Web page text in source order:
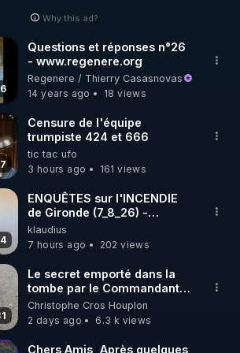
rdlr_thierrycasasnovas/
l’actualité RGNR (stages,
CENSURÉES SUR ODYSEE
Youtube sont aussi sur la
EN PRÉSENTIEL
Why this ad?
Questions et réponses n°26
- www.regenere.org
Regenere / Thierry Casasnovas
14 years ago
18 views
Censure de l'équipe
trumpiste 424 et 666
tic tac ufo
3 hours ago
161 views
ENQUÊTES sur l'INCENDIE
de Gironde (7_8_26) -
Philippe WEBER
klaudius
7 hours ago
202 views
Le secret emporté dans la
tombe par le Commandant
Cousteau le 25 juin 1997
Christophe Cros Houplon
2 days ago
6.3 k views
Chers Amis, Après quelques